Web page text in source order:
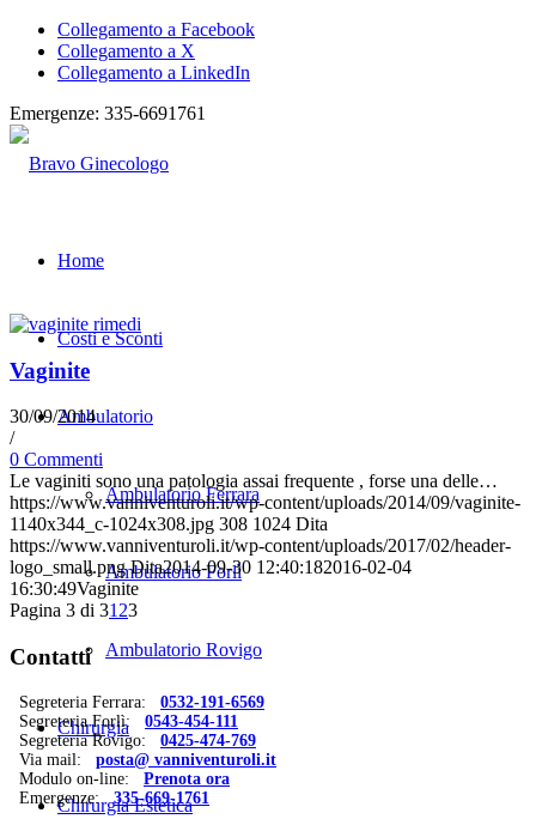
Collegamento a Facebook
Collegamento a X
Collegamento a LinkedIn
Emergenze: 335-6691761
Home
Costi e Sconti
Ambulatorio
Ambulatorio Ferrara
Ambulatorio Forlì
Ambulatorio Rovigo
Chirurgia
Chirurgia Estetica
Vaginite
30/09/2014
/
0 Commenti
Le vaginiti sono una patologia assai frequente , forse una delle…
https://www.vanniventuroli.it/wp-content/uploads/2014/09/vaginite-
1140x344_c-1024x308.jpg 308 1024 Dita
https://www.vanniventuroli.it/wp-content/uploads/2017/02/header-
logo_small.png Dita2014-09-30 12:40:182016-02-04
16:30:49Vaginite
Pagina 3 di 3123
Contatti
Segreteria Ferrara: 0532-191-6569
Segreteria Forlì: 0543-454-111
Segreteria Rovigo: 0425-474-769
Via mail: posta@ vanniventuroli.it
Modulo on-line: Prenota ora
Emergenze: 335-669-1761